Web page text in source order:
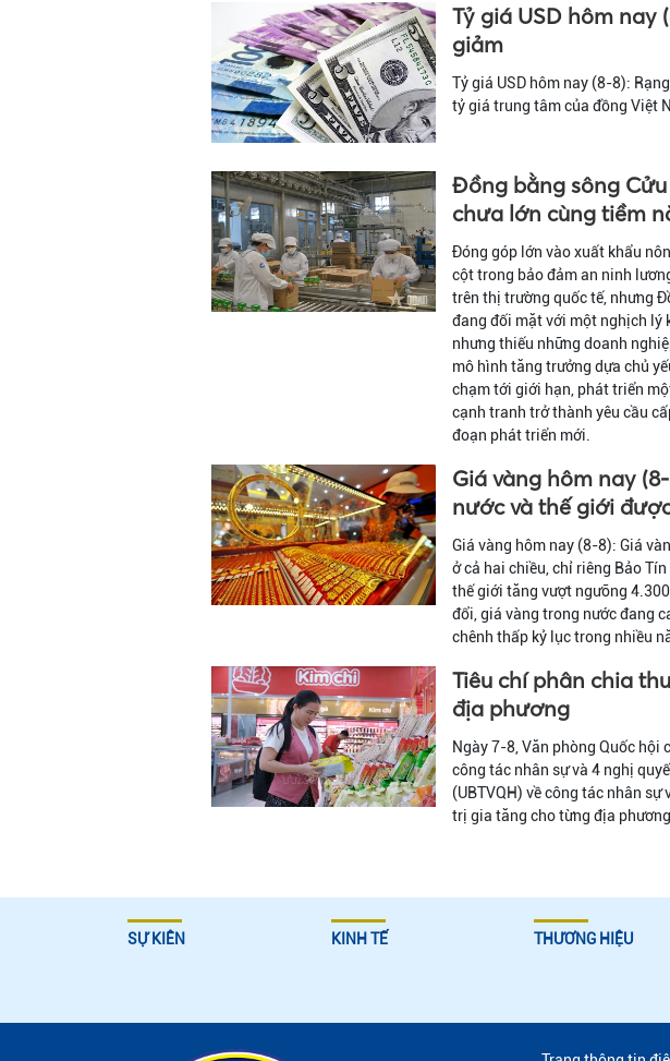
Tỷ giá USD hôm nay
giảm
Tỷ giá USD hôm nay (8-8):
tỷ giá trung tâm của đồng Việt
Đồng bằng sông
chưa lớn cùng tiềm
Đóng góp lớn vào xuất khẩu
cột trong bảo đảm an ninh
trên thị trường quốc tế, nhưng
đang đối mặt với một nghịch lý
nhưng thiếu những doanh
mô hình tăng trưởng dựa chủ
chạm tới giới hạn, phát triển
cạnh tranh trở thành yêu cầu
đoạn phát triển mới.
Giá vàng hôm nay
nước và thế giới
Giá vàng hôm nay (8-8): Giá
ở cả hai chiều, chỉ riêng Bảo
thế giới tăng vượt ngưỡng
đổi, giá vàng trong nước đang
chênh thấp kỷ lục trong nhiều
Tiêu chí phân chia
địa phương
Ngày 7-8, Văn phòng Quốc hội
công tác nhân sự và 4 nghị
(UBTVQH) về công tác nhân
trị gia tăng cho từng địa
SỰ KIÊN KINH TẾ THƯƠNG HIỆU